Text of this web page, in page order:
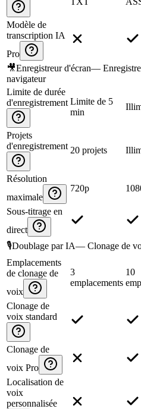
Modèle de
transcription IA
Pro
🎥Enregistreur d'écran—
navigateur
Limite de durée
d'enregistrement Limite de 5
min
Projets
d'enregistrement 20 projets
Résolution
maximale
720p
Sous-titrage en
direct
🎙️Doublage par IA— Clonage de
Emplacements
de clonage de
voix
3
emplacements
10
Clonage de
voix standard
Clonage de
voix Pro
Localisation de
voix
personnalisée